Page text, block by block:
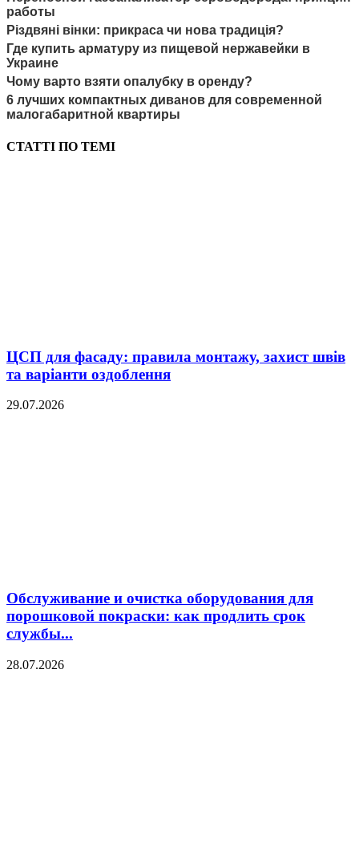
работы
Різдвяні вінки: прикраса чи нова традиція?
Где купить арматуру из пищевой нержавейки в
Украине
Чому варто взяти опалубку в оренду?
6 лучших компактных диванов для современной
малогабаритной квартиры
СТАТТІ ПО ТЕМІ
ЦСП для фасаду: правила монтажу, захист швів
та варіанти оздоблення
29.07.2026
Обслуживание и очистка оборудования для
порошковой покраски: как продлить срок
службы...
28.07.2026